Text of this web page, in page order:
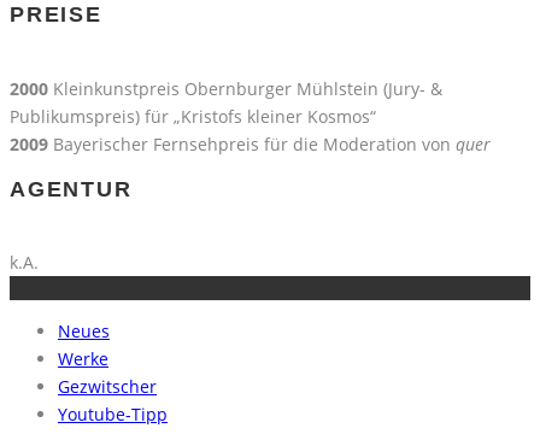
PREISE
2000 Kleinkunstpreis Obernburger Mühlstein (Jury- &
Publikumspreis) für „Kristofs kleiner Kosmos“
2009 Bayerischer Fernsehpreis für die Moderation von quer
AGENTUR
k.A.
Neues
Werke
Gezwitscher
Youtube-Tipp